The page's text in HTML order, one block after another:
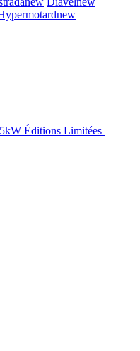
new
Éditions Limitées